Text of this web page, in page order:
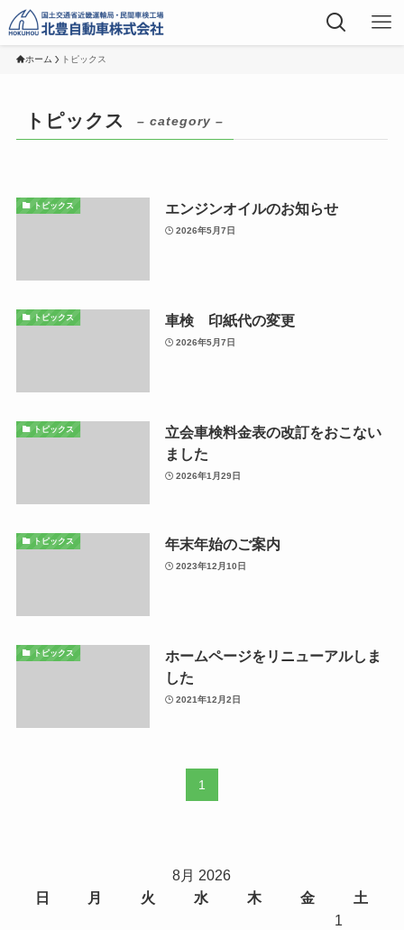
ホーム トピックス
トピックス – category –
トピックス エンジンオイルのお知らせ
2026年5月7日
トピックス 車検 印紙代の変更
2026年5月7日
トピックス
立会車検料金表の改訂をおこない
ました
2026年1月29日
トピックス 年末年始のご案内
2023年12月10日
トピックス
ホームページをリニューアルしま
した
2021年12月2日
1
8月 2026
日
月 火 水 木 金
土
1